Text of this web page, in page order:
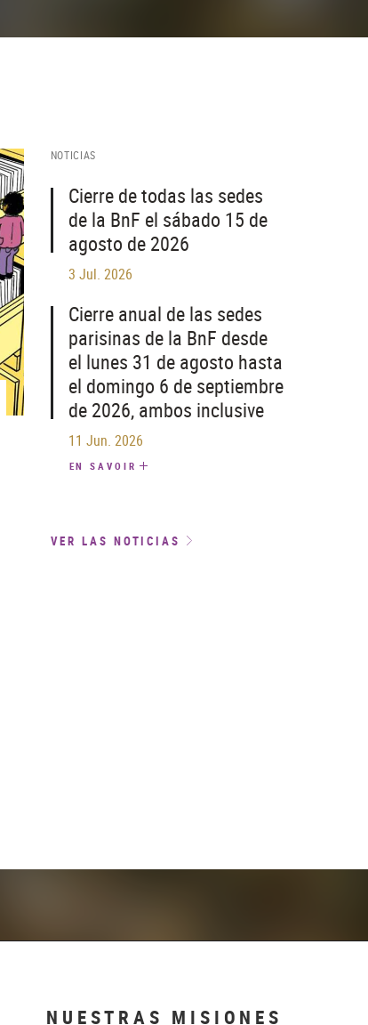
NOTICIAS
Cierre de todas las sedes
de la BnF el sábado 15 de
agosto de 2026
3 Jul. 2026
Cierre anual de las sedes
parisinas de la BnF desde
el lunes 31 de agosto hasta
el domingo 6 de septiembre
de 2026, ambos inclusive
11 Jun. 2026
EN SAVOIR
VER LAS NOTICIAS
NUESTRAS MISIONES